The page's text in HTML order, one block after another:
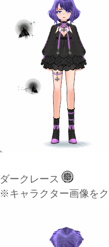
ダークレース
※キャラクター画像を